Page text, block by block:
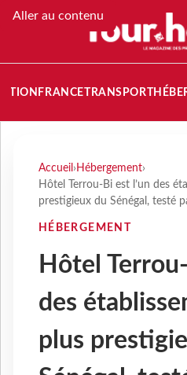
Aller au contenu
FRANCETRANSPORT
Accueil › Hébergement›
Hôtel Terrou-Bi est l’un des
prestigieux du Sénégal, testé
HÉBERGEMENT
Hôtel
des
plus